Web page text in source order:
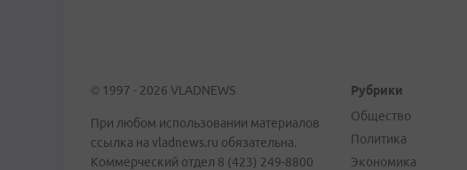
© 1997 - 2026 VLADNEWS
При любом использовании материалов
ссылка на vladnews.ru обязательна.
Коммерческий отдел 8 (423) 249-8800
Рубрики
Общество
Политика
Экономика